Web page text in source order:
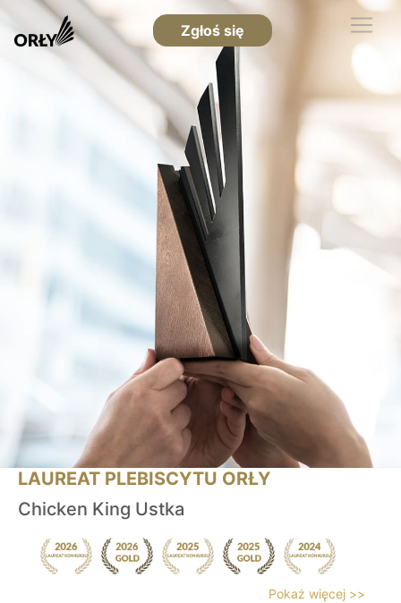
Zgłoś się
LAUREAT PLEBISCYTU ORŁY
Chicken King Ustka
Pokaż więcej >>